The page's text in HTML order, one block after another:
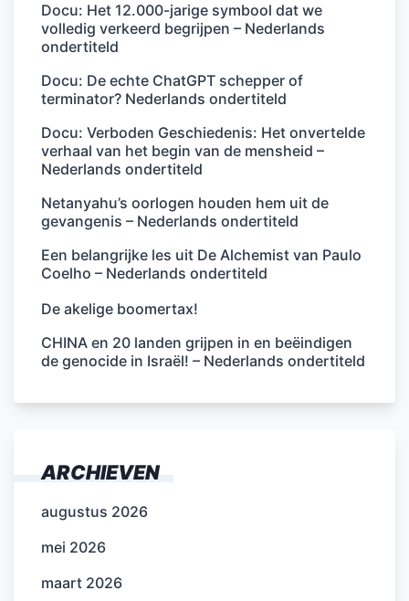
Docu: Het 12.000-jarige symbool dat we
volledig verkeerd begrijpen – Nederlands
ondertiteld
Docu: De echte ChatGPT schepper of
terminator? Nederlands ondertiteld
Docu: Verboden Geschiedenis: Het onvertelde
verhaal van het begin van de mensheid –
Nederlands ondertiteld
Netanyahu’s oorlogen houden hem uit de
gevangenis – Nederlands ondertiteld
Een belangrijke les uit De Alchemist van Paulo
Coelho – Nederlands ondertiteld
De akelige boomertax!
CHINA en 20 landen grijpen in en beëindigen
de genocide in Israël! – Nederlands ondertiteld
ARCHIEVEN
augustus 2026
mei 2026
maart 2026